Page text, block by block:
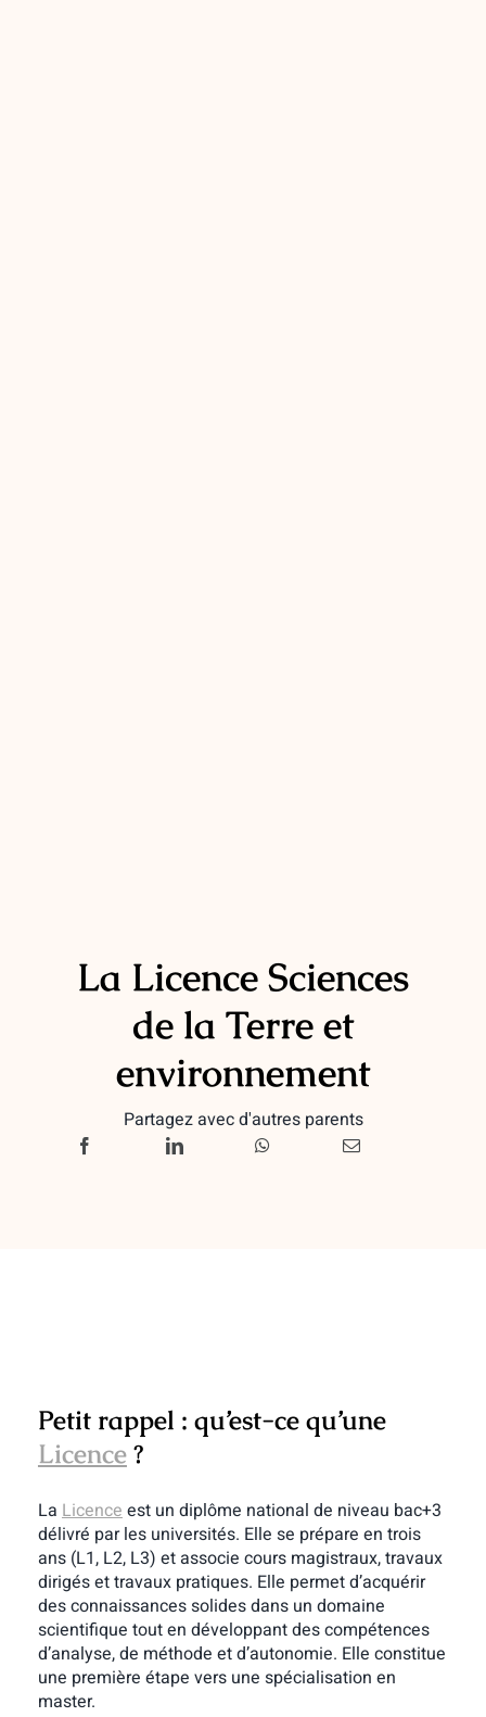
La Licence Sciences
de la Terre et
environnement
Partagez avec d'autres parents
Petit rappel : qu’est-ce qu’une
Licence?
La Licenceest un diplôme national de niveau bac+3
délivré par les universités. Elle se prépare en trois
ans (L1, L2, L3) et associe cours magistraux, travaux
dirigés et travaux pratiques. Elle permet d’acquérir
des connaissances solides dans un domaine
scientifique tout en développant des compétences
d’analyse, de méthode et d’autonomie. Elle constitue
une première étape vers une spécialisation en
master.